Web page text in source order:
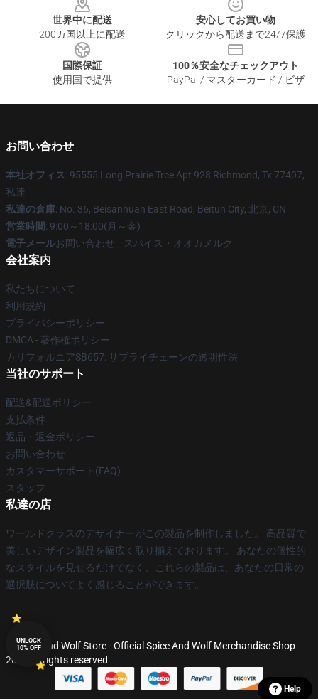
世界中に配送
200カ国以上に配送
安心してお買い物
クリックから配送まで24/7保護
国際保証
使用国で提供
100％安全なチェックアウト
PayPal / マスターカード / ビザ
お問い合わせ
本社オフィス: 95555 Long Prairie Trce Apt 928 Richmond, Tx 77407,
私達
私達の倉庫: No. 36, Beisanhuan East Road, Beitun City, 北京, CN
営業時間: 9:00～18:00(月～金)
電子メールお問い合わせ _ スパイス・オオカメルク
会社案内
私たちについて
利用規約
プライバシーポリシー
DMCA - 著作権ポリシー
カリフォルニアSB657: サプライチェーンの透明性法
当社のサポート
配送&配送ポリシー
支払条件
返品・返金ポリシー
お問い合わせ
カスタマーサポート(FAQ)
スタッフ
私達の店
ワールドクラスのデザイナーがこの製品を制作しました。 高品質で
美しいデザイン製品を幅広く取り揃えております。 あなたの個性的
なスタイルを見せるだけでなく、これらの製品は、あなたの日常の
選択肢についてよく感じることができます。
© Spice And Wolf Store - Official Spice And Wolf Merchandise Shop
2026 all rights reserved
Help
UNLOCK
10% OFF